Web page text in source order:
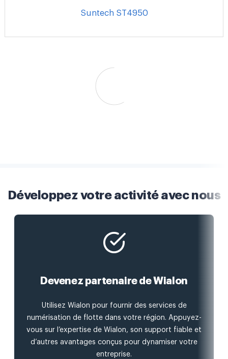
Suntech ST4950
Développez votre activité avec nous
Devenez partenaire de Wialon
Utilisez Wialon pour fournir des services de
numérisation de flotte dans votre région. Appuyez-
vous sur l’expertise de Wialon, son support fiable et
d’autres avantages conçus pour dynamiser votre
entreprise.